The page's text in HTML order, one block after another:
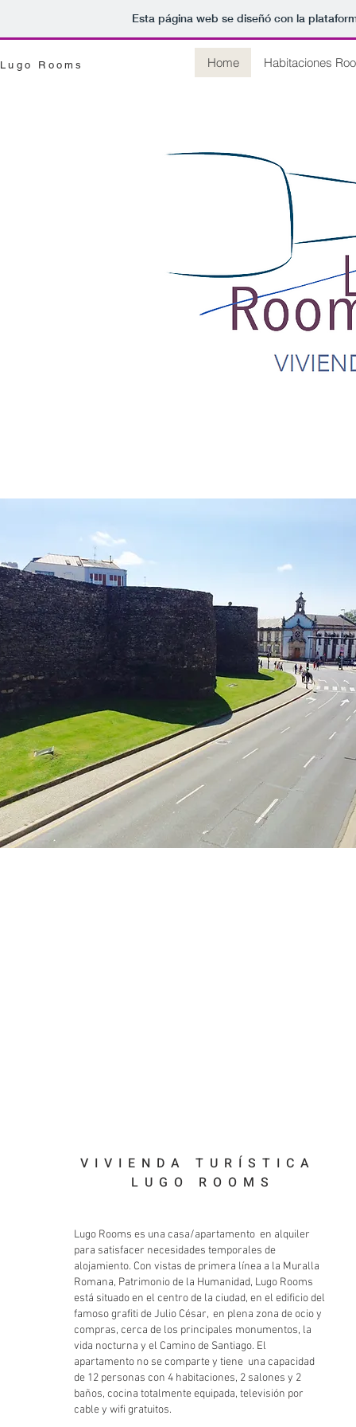
Esta página web se diseñó con la
Lugo Rooms Home Habitaciones
VIVIENDA TURÍSTICA
LUGO ROOMS
Lugo Rooms es una casa/apartamento en alquiler
para satisfacer necesidades temporales de
alojamiento. Con vistas de primera línea a la Muralla
Romana, Patrimonio de la Humanidad, Lugo Rooms
está situado en el centro de la ciudad, en el edificio del
famoso grafiti de Julio César, en plena zona de ocio y
compras, cerca de los principales monumentos, la
vida nocturna y el Camino de Santiago. El
apartamento no se comparte y tiene una capacidad
de 12 personas con 4 habitaciones, 2 salones y 2
baños, cocina totalmente equipada, televisión por
cable y wifi gratuitos.